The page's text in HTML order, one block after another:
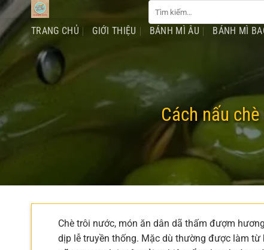
Chuyển
đến
nội
kiếm:
TRANG CHỦ GIỚI THIỆU BÁNH MÌ ÂU BÁNH MÌ
Cách nấu
Chè trôi nước, món ăn dân dã thấm đượm
dịp lễ truyền thống. Mặc dù thường được làm từ